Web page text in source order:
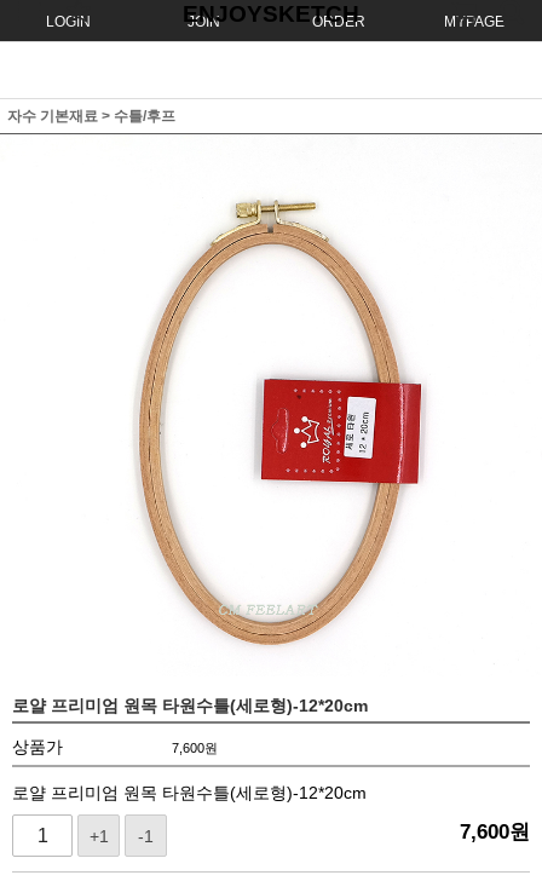
LOGIN JOIN ORDER MYPAGE
ENJOYSKETCH
자수 기본재료 > 수틀/후프
로얄 프리미엄 원목 타원수틀(세로형)-12*20cm
상품가 7,600원
로얄 프리미엄 원목 타원수틀(세로형)-12*20cm
+1 -1 7,600원